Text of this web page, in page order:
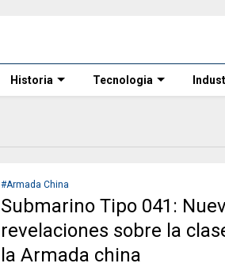
Historia Tecnologia
#Armada China
Submarino Tipo 041:
revelaciones sobre la
la Armada china